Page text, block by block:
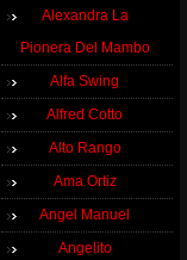
Alexandra La
Pionera Del Mambo
Alfa Swing
Alfred Cotto
Alto Rango
Ama Ortiz
Angel Manuel
Angelito